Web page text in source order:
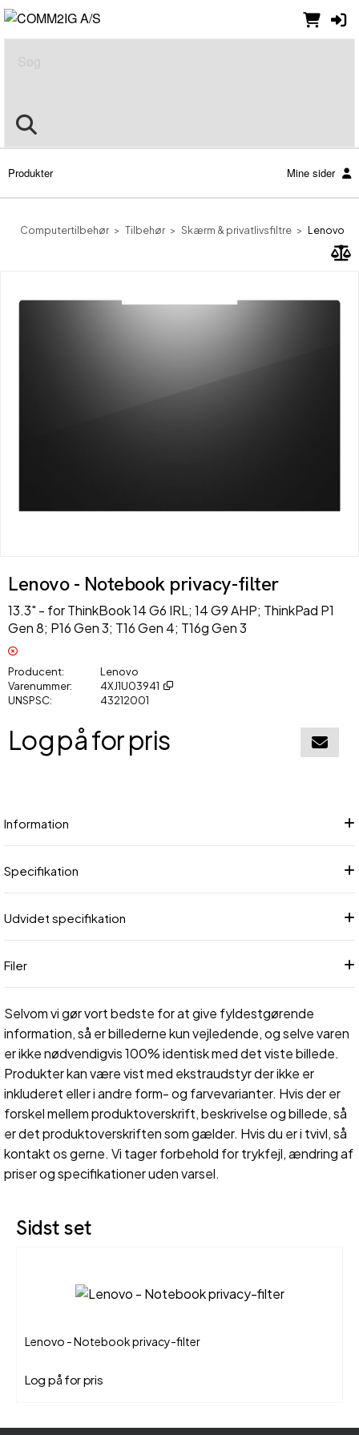
Produkter Mine sider
Computertilbehør Tilbehør Skærm & privatlivsfiltre Lenovo
Lenovo - Notebook privacy-filter
13.3" - for ThinkBook 14 G6 IRL; 14 G9 AHP; ThinkPad P1
Gen 8; P16 Gen 3; T16 Gen 4; T16g Gen 3
Producent
Lenovo
Varenummer
4XJ1U03941
UNSPSC
43212001
Log på for pris Føj til
Information
Specifikation
Udvidet specifikation
Filer
Selvom vi gør vort bedste for at give fyldestgørende
information, så er billederne kun vejledende, og selve varen
er ikke nødvendigvis 100% identisk med det viste billede.
Produkter kan være vist med ekstraudstyr der ikke er
inkluderet eller i andre form- og farvevarianter. Hvis der er
forskel mellem produktoverskrift, beskrivelse og billede, så
er det produktoverskriften som gælder. Hvis du er i tvivl, så
kontakt os gerne. Vi tager forbehold for trykfejl, ændring af
priser og specifikationer uden varsel.
Sidst set
Lenovo - Notebook privacy-filter
Log på for pris